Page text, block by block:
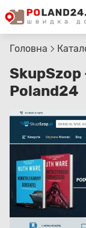
Головна
SkupSzop
Poland24